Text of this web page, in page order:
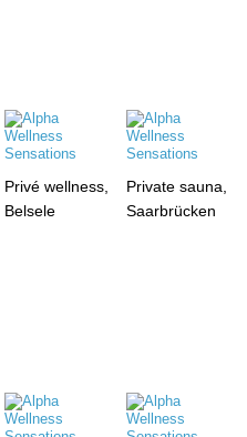
Privé wellness,
Belsele
Private sauna,
Saarbrücken